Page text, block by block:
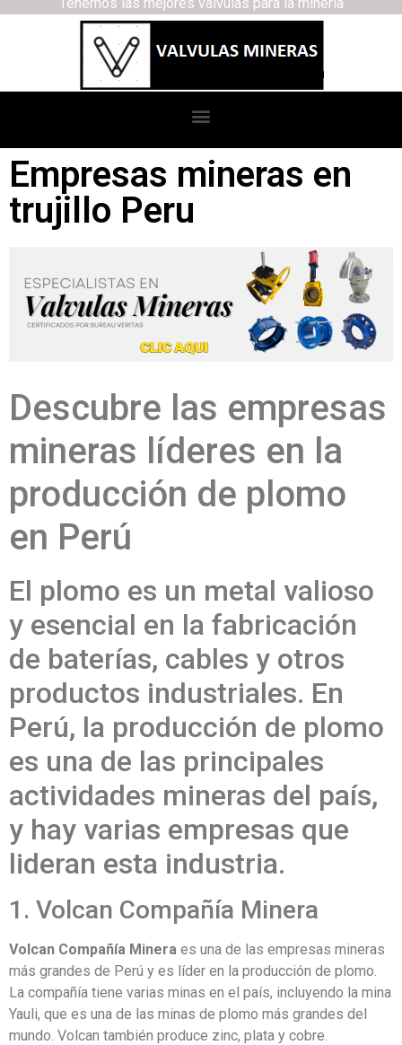
Empresas mineras en
trujillo Peru
Descubre las empresas
mineras líderes en la
producción de plomo
en Perú
El plomo es un metal valioso
y esencial en la fabricación
de baterías, cables y otros
productos industriales. En
Perú, la producción de plomo
es una de las principales
actividades mineras del país,
y hay varias empresas que
lideran esta industria.
1. Volcan Compañía Minera
Volcan Compañía Minera es una de las empresas mineras
más grandes de Perú y es líder en la producción de plomo.
La compañía tiene varias minas en el país, incluyendo la mina
Yauli, que es una de las minas de plomo más grandes del
mundo. Volcan también produce zinc, plata y cobre.